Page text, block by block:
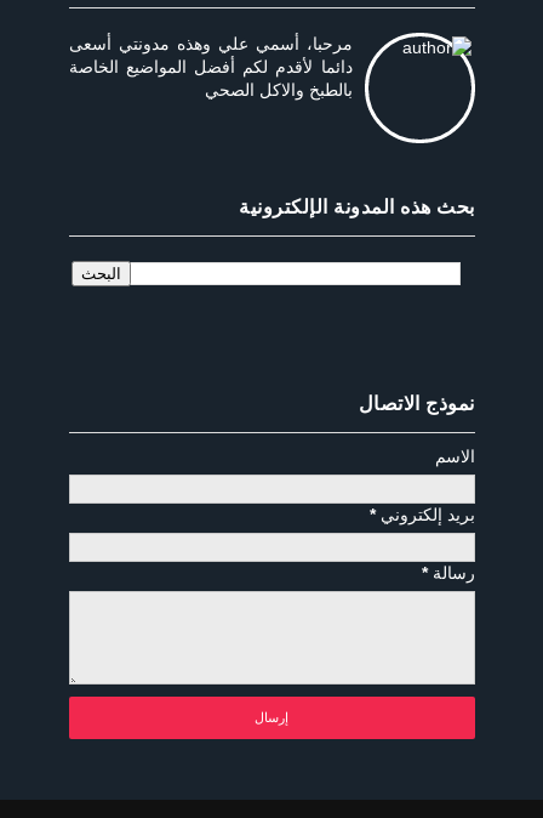
مرحبا، أسمي علي وهذه مدونتي أسعى
دائما لأقدم لكم أفضل المواضيع الخاصة
بالطبخ والاكل الصحي
بحث هذه المدونة الإلكترونية
نموذج الاتصال
الاسم
بريد إلكتروني*
رسالة*